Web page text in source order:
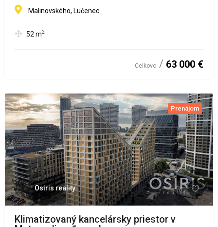
Malinovského, Lučenec
52 m2
Celkovo 63 000 €
Prenájom
Osiris reality
Klimatizovaný kancelársky priestor v